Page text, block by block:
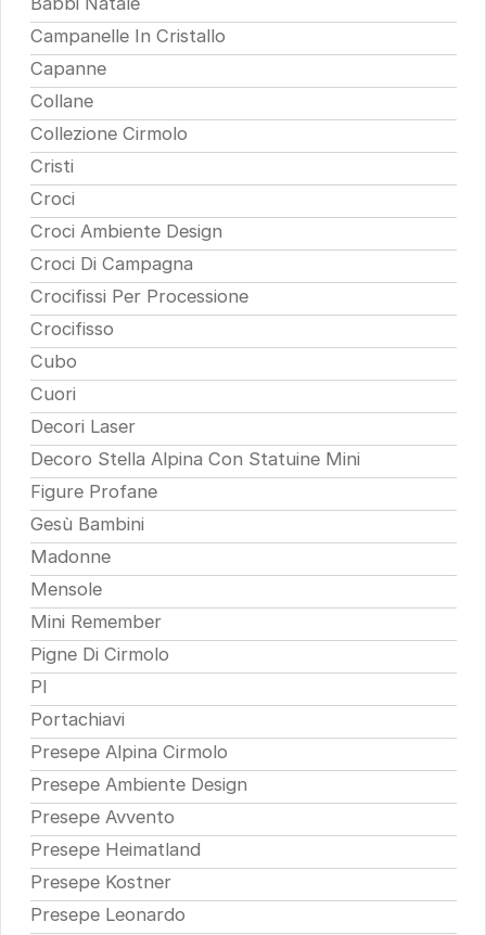
Campanelle In Cristallo
Capanne
Collane
Collezione Cirmolo
Cristi
Croci
Croci Ambiente Design
Croci Di Campagna
Crocifissi Per Processione
Crocifisso
Cubo
Cuori
Decori Laser
Decoro Stella Alpina Con Statuine Mini
Figure Profane
Gesù Bambini
Madonne
Mensole
Mini Remember
Pigne Di Cirmolo
Pl
Portachiavi
Presepe Alpina Cirmolo
Presepe Ambiente Design
Presepe Avvento
Presepe Heimatland
Presepe Kostner
Presepe Leonardo